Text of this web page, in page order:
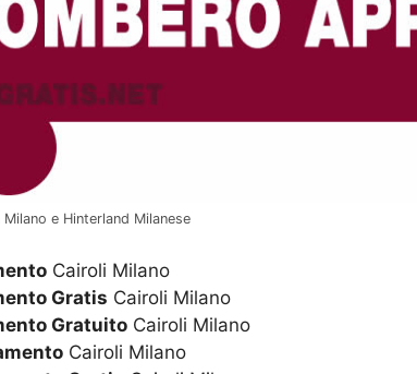
e Hinterland Milanese
Cairoli Milano
Gratis Cairoli Milano
Gratuito Cairoli Milano
Cairoli Milano